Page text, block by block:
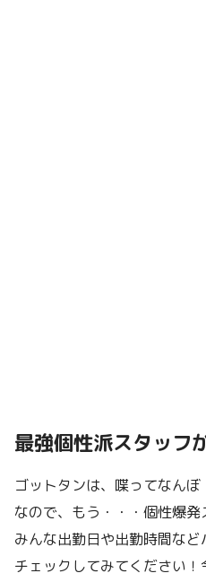
最強個性派スタッフ
ゴットタンは、喋ってなん
なので、もう・・・個性爆
みんな出勤日や出勤時間など
チェックしてみてください